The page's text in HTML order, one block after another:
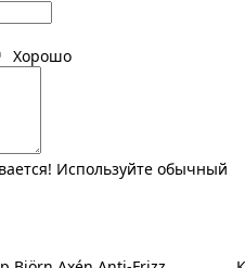
Хорошо
Используйте обычный